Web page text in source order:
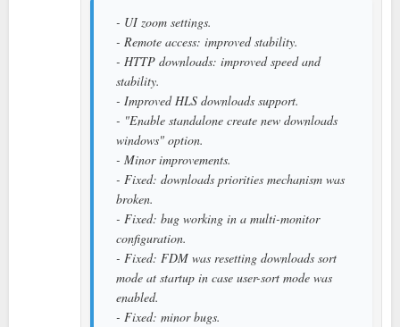
- UI zoom settings.
- Remote access: improved stability.
- HTTP downloads: improved speed and
stability.
- Improved HLS downloads support.
- "Enable standalone create new downloads
windows" option.
- Minor improvements.
- Fixed: downloads priorities mechanism was
broken.
- Fixed: bug working in a multi-monitor
configuration.
- Fixed: FDM was resetting downloads sort
mode at startup in case user-sort mode was
enabled.
- Fixed: minor bugs.